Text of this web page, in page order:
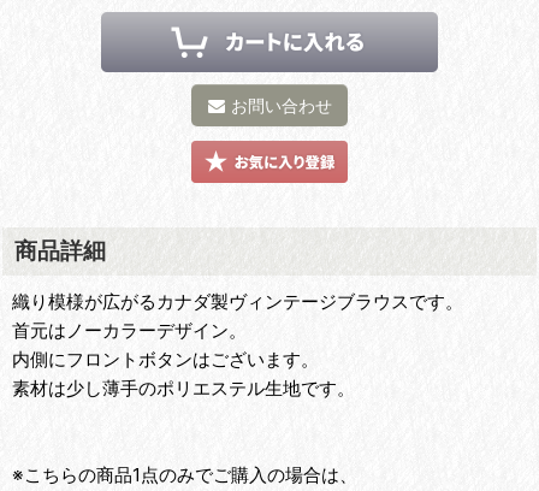
お問い合わせ
商品詳細
織り模様が広がるカナダ製ヴィンテージブラウスです。
首元はノーカラーデザイン。
内側にフロントボタンはございます。
素材は少し薄手のポリエステル生地です。
※こちらの商品1点のみでご購入の場合は、